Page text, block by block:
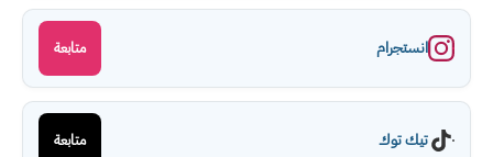
انستجرام متابعة
تيك توك متابعة